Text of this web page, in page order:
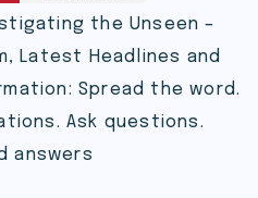
the Unseen –
Latest Headlines and
Spread the word.
Ask questions.
answers